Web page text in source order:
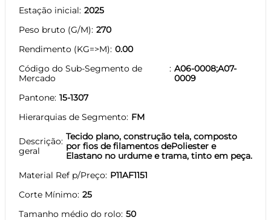
Estação inicial 2025
Peso bruto (G/M) 270
Rendimento (KG=>M) 0.00
Código do Sub-Segmento de
Mercado
A06-0008;A07-
0009
Pantone 15-1307
Hierarquias de Segmento FM
Descrição
geral
Tecido plano, construção tela, composto
por fios de filamentos dePoliester e
Elastano no urdume e trama, tinto em peça.
Material Ref p/Preço P11AF1151
Corte Mínimo 25
Tamanho médio do rolo 50